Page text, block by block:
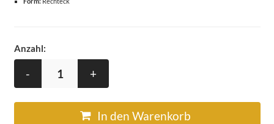
Anzahl:
- +
In den Warenkorb